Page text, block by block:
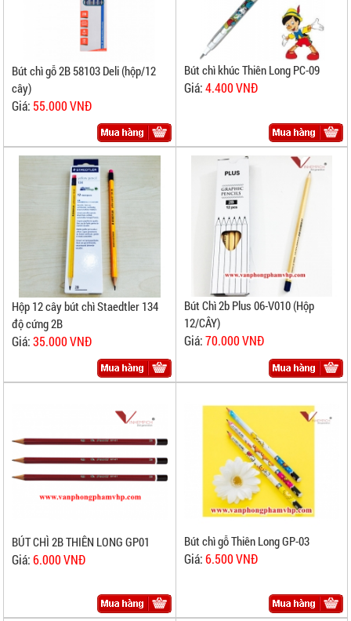
Bút chì gỗ 2B 58103 Deli (hộp/12
cây)
Giá: 55.000 VNĐ
Bút chì khúc Thiên Long PC-09
Giá:4.400 VNĐ
Hộp 12 cây bút chì Staedtler 134
độ cứng 2B
Giá:35.000 VNĐ
Bút Chì 2b Plus 06-V010 (Hộp
12/CÂY)
Giá:70.000 VNĐ
BÚT CHÌ 2B THIÊN LONG GP01
Giá:6.000 VNĐ
Bút chì gỗ Thiên Long GP-03
Giá:6.500 VNĐ